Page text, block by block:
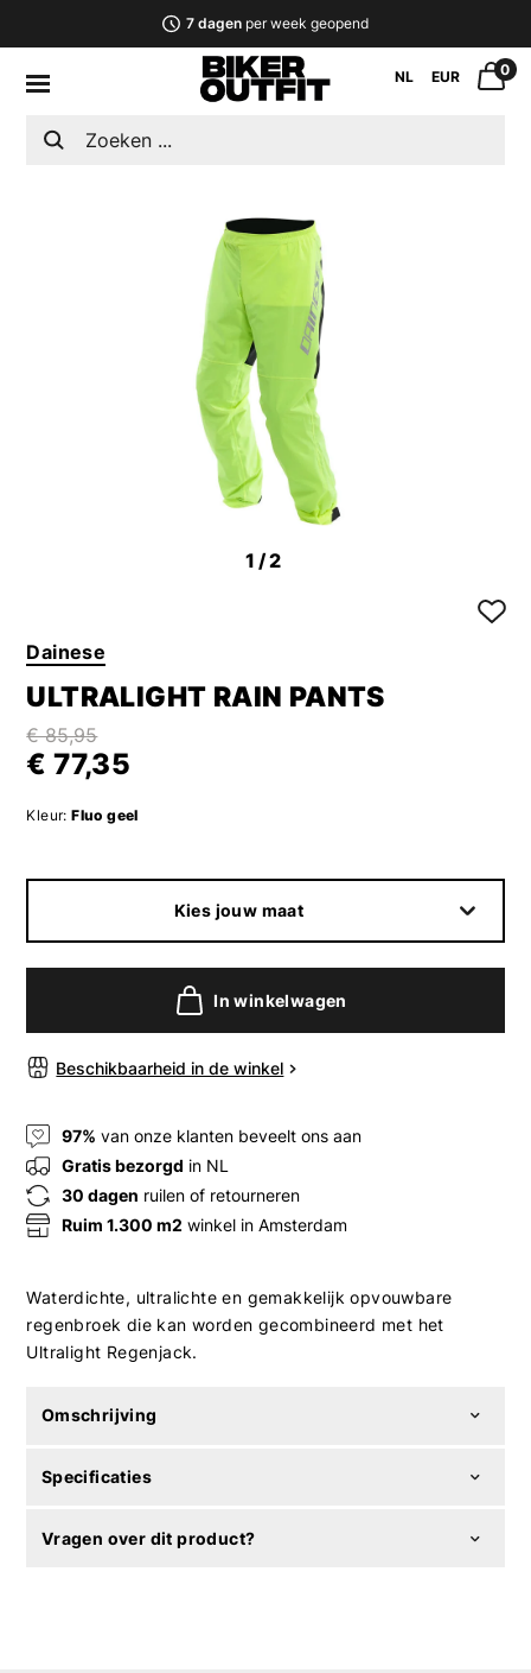
7 dagenper week geopend
NL EUR 0
1/2
Dainese
ULTRALIGHT RAIN PANTS
€ 85,95
€ 77,35
Kleur: Fluo geel
Kies jouw maat
In winkelwagen
Beschikbaarheid in de winkel
97% van onze klanten beveelt ons aan
Gratis bezorgd in NL
30 dagen ruilen of retourneren
Ruim 1.300 m2 winkel in Amsterdam
Waterdichte, ultralichte en gemakkelijk opvouwbare
regenbroek die kan worden gecombineerd met het
Ultralight Regenjack.
Omschrijving
Specificaties
Vragen over dit product?